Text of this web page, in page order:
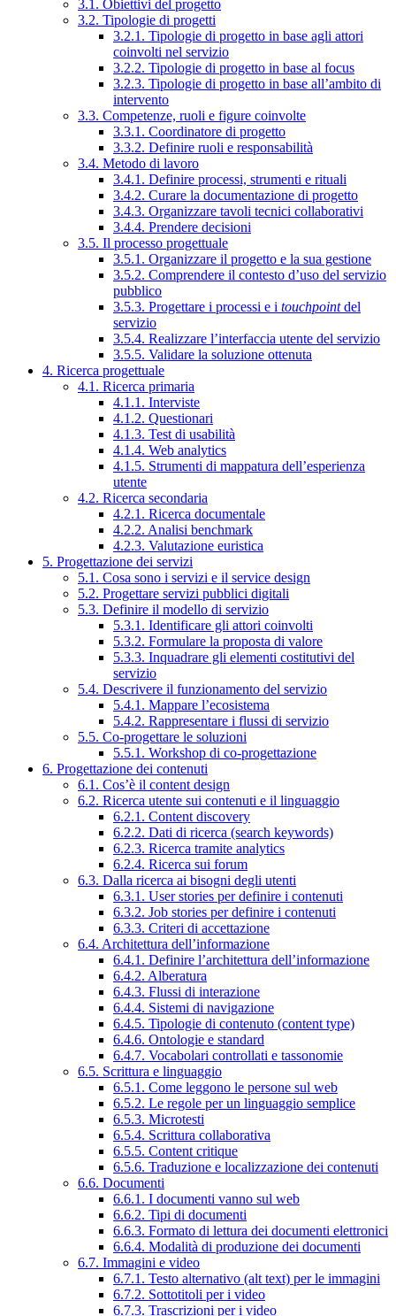
3.1. Obiettivi del progetto
3.2. Tipologie di progetti
3.2.1. Tipologie di progetto in base agli attori
coinvolti nel servizio
3.2.2. Tipologie di progetto in base al focus
3.2.3. Tipologie di progetto in base all’ambito di
intervento
3.3. Competenze, ruoli e figure coinvolte
3.3.1. Coordinatore di progetto
3.3.2. Definire ruoli e responsabilità
3.4. Metodo di lavoro
3.4.1. Definire processi, strumenti e rituali
3.4.2. Curare la documentazione di progetto
3.4.3. Organizzare tavoli tecnici collaborativi
3.4.4. Prendere decisioni
3.5. Il processo progettuale
3.5.1. Organizzare il progetto e la sua gestione
3.5.2. Comprendere il contesto d’uso del servizio
pubblico
3.5.3. Progettare i processi e i touchpointdel
servizio
3.5.4. Realizzare l’interfaccia utente del servizio
3.5.5. Validare la soluzione ottenuta
4. Ricerca progettuale
4.1. Ricerca primaria
4.1.1. Interviste
4.1.2. Questionari
4.1.3. Test di usabilità
4.1.4. Web analytics
4.1.5. Strumenti di mappatura dell’esperienza
utente
4.2. Ricerca secondaria
4.2.1. Ricerca documentale
4.2.2. Analisi benchmark
4.2.3. Valutazione euristica
5. Progettazione dei servizi
5.1. Cosa sono i servizi e il service design
5.2. Progettare servizi pubblici digitali
5.3. Definire il modello di servizio
5.3.1. Identificare gli attori coinvolti
5.3.2. Formulare la proposta di valore
5.3.3. Inquadrare gli elementi costitutivi del
servizio
5.4. Descrivere il funzionamento del servizio
5.4.1. Mappare l’ecosistema
5.4.2. Rappresentare i flussi di servizio
5.5. Co-progettare le soluzioni
5.5.1. Workshop di co-progettazione
6. Progettazione dei contenuti
6.1. Cos’è il content design
6.2. Ricerca utente sui contenuti e il linguaggio
6.2.1. Content discovery
6.2.2. Dati di ricerca (search keywords)
6.2.3. Ricerca tramite analytics
6.2.4. Ricerca sui forum
6.3. Dalla ricerca ai bisogni degli utenti
6.3.1. User stories per definire i contenuti
6.3.2. Job stories per definire i contenuti
6.3.3. Criteri di accettazione
6.4. Architettura dell’informazione
6.4.1. Definire l’architettura dell’informazione
6.4.2. Alberatura
6.4.3. Flussi di interazione
6.4.4. Sistemi di navigazione
6.4.5. Tipologie di contenuto (content type)
6.4.6. Ontologie e standard
6.4.7. Vocabolari controllati e tassonomie
6.5. Scrittura e linguaggio
6.5.1. Come leggono le persone sul web
6.5.2. Le regole per un linguaggio semplice
6.5.3. Microtesti
6.5.4. Scrittura collaborativa
6.5.5. Content critique
6.5.6. Traduzione e localizzazione dei contenuti
6.6. Documenti
6.6.1. I documenti vanno sul web
6.6.2. Tipi di documenti
6.6.3. Formato di lettura dei documenti elettronici
6.6.4. Modalità di produzione dei documenti
6.7. Immagini e video
6.7.1. Testo alternativo (alt text) per le immagini
6.7.2. Sottotitoli per i video
6.7.3. Trascrizioni per i video